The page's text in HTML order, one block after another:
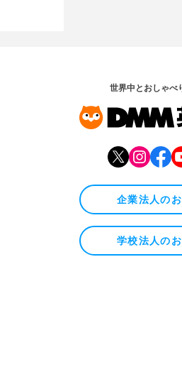
世界中とおしゃべ
企業法人の
学校法人の